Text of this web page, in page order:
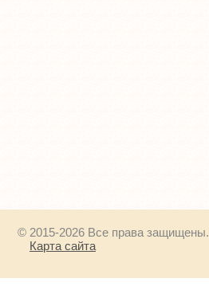
© 2015-2026 Все права защищены.
Карта сайта